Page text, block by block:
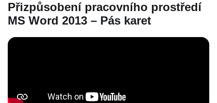
Přizpůsobení pracovního prostředí
MS Word 2013 – Pás karet